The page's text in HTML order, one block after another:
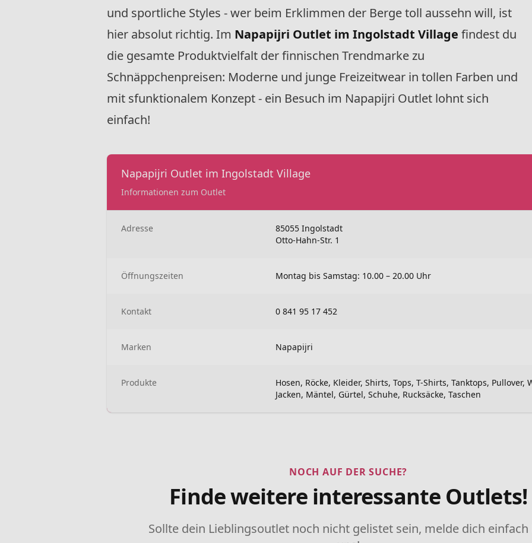
und sportliche Styles - wer beim Erklimmen der Berge toll aussehn will, ist
hier absolut richtig. Im Napapijri Outlet im Ingolstadt Village findest du
die gesamte Produktvielfalt der finnischen Trendmarke zu
Schnäppchenpreisen: Moderne und junge Freizeitwear in tollen Farben und
mit sfunktionalem Konzept - ein Besuch im Napapijri Outlet lohnt sich
einfach!
Napapijri Outlet im Ingolstadt Village
Informationen zum Outlet
Adresse
85055 Ingolstadt
Otto-Hahn-Str. 1
Öffnungszeiten Montag bis Samstag: 10.00 – 20.00 Uhr
Kontakt 0 841 95 17 452
Marken Napapijri
Produkte
Hosen, Röcke, Kleider, Shirts, Tops, T-Shirts, Tanktops, Pullover,
Jacken, Mäntel, Gürtel, Schuhe, Rucksäcke, Taschen
NOCH AUF DER SUCHE?
Finde weitere interessante Outlets!
Sollte dein Lieblingsoutlet noch nicht gelistet sein, melde dich einfach